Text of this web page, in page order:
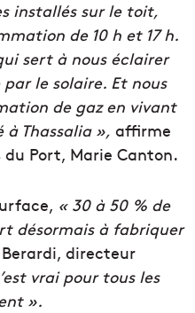
installés sur le toit,
de 10 h et 17 h.
sert à nous éclairer
le solaire. Et nous
de gaz en vivant
Thassalia », affirme
du Port, Marie Canton.
« 30 à 50 % de
désormais à fabriquer
directeur
vrai pour tous les
».